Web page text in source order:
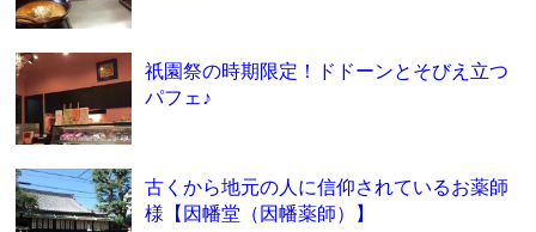
祇園祭の時期限定！ドドーンとそびえ立つ
パフェ♪
古くから地元の人に信仰されているお薬師
様【因幡堂（因幡薬師）】